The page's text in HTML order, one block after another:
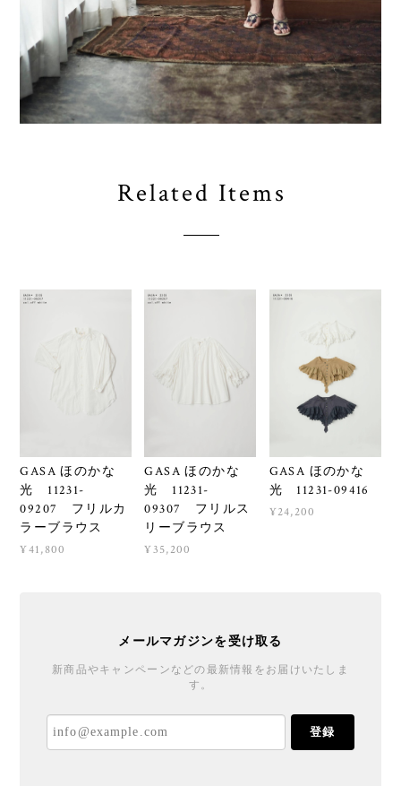
Related Items
GASA ほのかな
光 11231-
09207 フリルカ
ラーブラウス
¥41,800
GASA ほのかな
光 11231-
09307 フリルス
リーブラウス
¥35,200
GASA ほのかな
光 11231-09416
¥24,200
メールマガジンを受け取る
新商品やキャンペーンなどの最新情報をお届けいたしま
す。
登録